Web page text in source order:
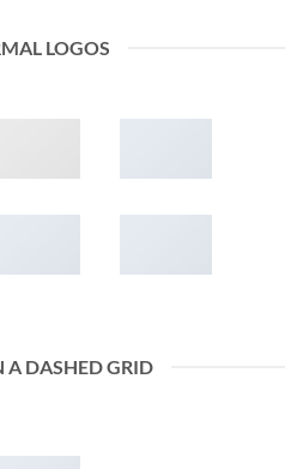
LOGOS
A DASHED GRID